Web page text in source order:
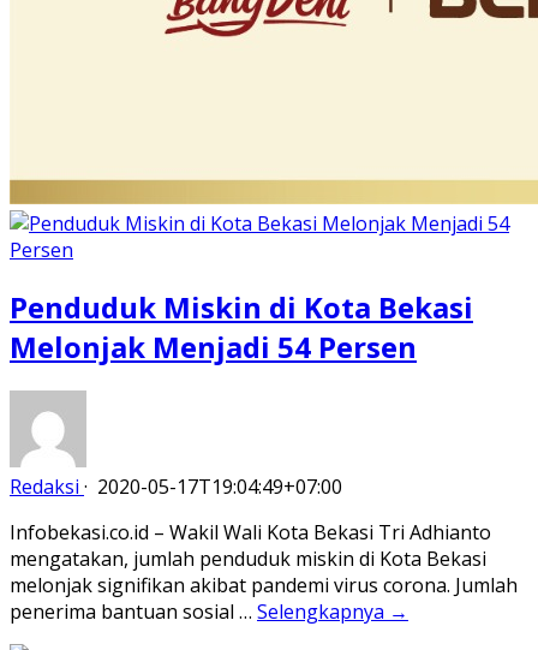
Penduduk Miskin di Kota Bekasi
Melonjak Menjadi 54 Persen
Redaksi · 2020-05-17T19:04:49+07:00
Infobekasi.co.id – Wakil Wali Kota Bekasi Tri Adhianto
mengatakan, jumlah penduduk miskin di Kota Bekasi
melonjak signifikan akibat pandemi virus corona. Jumlah
penerima bantuan sosial … Selengkapnya →